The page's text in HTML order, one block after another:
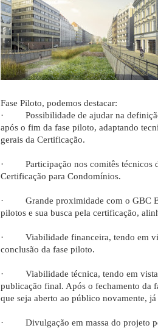
Fase Piloto, podemos destacar:
· Possibilidade de ajudar na definição
após o fim da fase piloto, adaptando
gerais da Certificação.
· Participação nos comitês técnicos
Certificação para Condomínios.
· Grande proximidade com o GBC
pilotos e sua busca pela certificação,
· Viabilidade financeira, tendo em
conclusão da fase piloto.
· Viabilidade técnica, tendo em vista
publicação final. Após o fechamento da
que seja aberto ao público novamente,
· Divulgação em massa do projeto